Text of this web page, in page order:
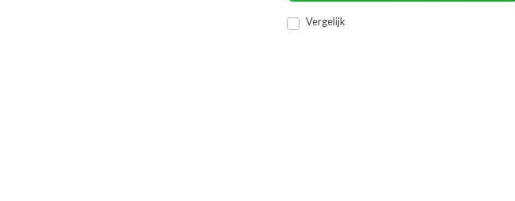
Vergelijk